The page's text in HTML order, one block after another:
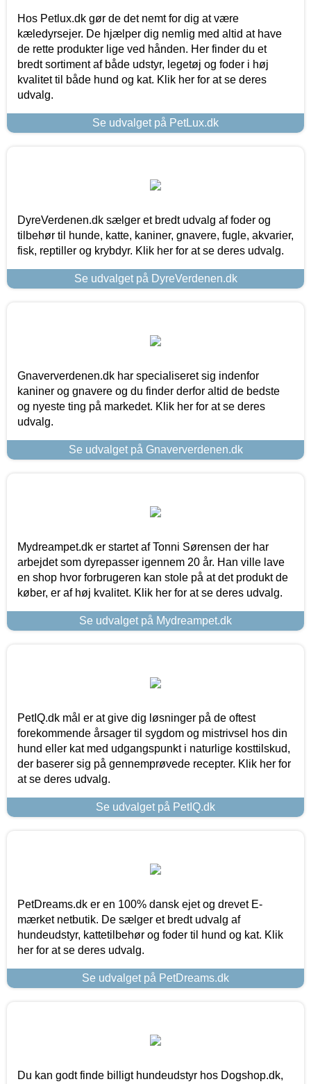
Hos Petlux.dk gør de det nemt for dig at være
kæledyrsejer. De hjælper dig nemlig med altid at have
de rette produkter lige ved hånden. Her finder du et
bredt sortiment af både udstyr, legetøj og foder i høj
kvalitet til både hund og kat. Klik her for at se deres
udvalg.
Se udvalget på PetLux.dk
DyreVerdenen.dk sælger et bredt udvalg af foder og
tilbehør til hunde, katte, kaniner, gnavere, fugle, akvarier,
fisk, reptiller og krybdyr. Klik her for at se deres udvalg.
Se udvalget på DyreVerdenen.dk
Gnaververdenen.dk har specialiseret sig indenfor
kaniner og gnavere og du finder derfor altid de bedste
og nyeste ting på markedet. Klik her for at se deres
udvalg.
Se udvalget på Gnaververdenen.dk
Mydreampet.dk er startet af Tonni Sørensen der har
arbejdet som dyrepasser igennem 20 år. Han ville lave
en shop hvor forbrugeren kan stole på at det produkt de
køber, er af høj kvalitet. Klik her for at se deres udvalg.
Se udvalget på Mydreampet.dk
PetIQ.dk mål er at give dig løsninger på de oftest
forekommende årsager til sygdom og mistrivsel hos din
hund eller kat med udgangspunkt i naturlige kosttilskud,
der baserer sig på gennemprøvede recepter. Klik her for
at se deres udvalg.
Se udvalget på PetIQ.dk
PetDreams.dk er en 100% dansk ejet og drevet E-
mærket netbutik. De sælger et bredt udvalg af
hundeudstyr, kattetilbehør og foder til hund og kat. Klik
her for at se deres udvalg.
Se udvalget på PetDreams.dk
Du kan godt finde billigt hundeudstyr hos Dogshop.dk,